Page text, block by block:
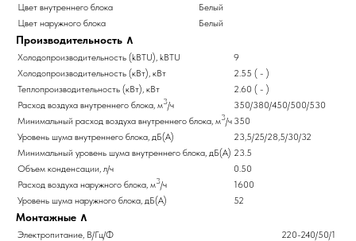
Цвет внутреннего блока
Белый
Цвет наружного блока
Белый
Производительность ∧
Холодопроизводительность (kBTU), kBTU
9
Холодопроизводительность (кВт), кВт
2.55 ( - )
Теплопроизводительность (кВт), кВт
2.60 ( - )
Расход воздуха внутреннего блока, м3/ч
350/380/450/500/530
Минимальный расход воздуха внутреннего блока, м3/ч 350
Уровень шума внутреннего блока, дБ(А)
23,5/25/28,5/30/32
Минимальный уровень шума внутреннего блока, дБ(А) 23.5
Объем конденсации, л/ч
0.50
Расход воздуха наружного блока, м3/ч
1600
Уровень шума наружного блока, дБ(А)
52
Монтажные ∧
Электропитание, В/Гц/Ф
220-240/50/1